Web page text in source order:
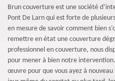
Brun couverture est une société
Pont De Larn qui est forte de
en mesure de savoir comment bien
remettre en état une couverture
professionnel en couverture, nous
pour mener à bien notre
œuvre pour que vous ayez à